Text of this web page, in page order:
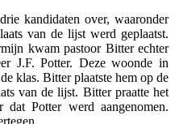
kandidaten over, waaronder
van de lijst werd geplaatst.
kwam pastoor Bitter echter
J.F. Potter. Deze woonde in
klas. Bitter plaatste hem op de
van de lijst. Bitter praatte het
Potter werd aangenomen.